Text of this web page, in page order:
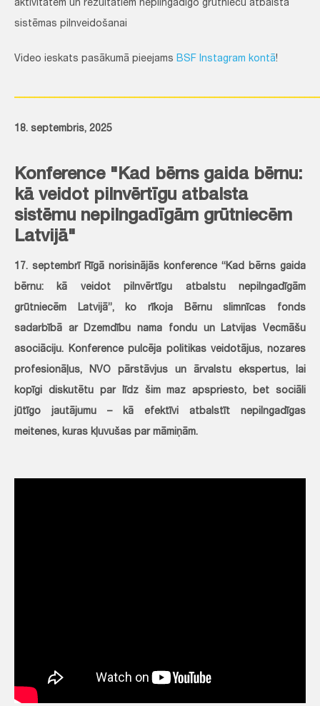
aktivitātēm un rezultātiem nepilngadīgo grūtnieču atbalsta
sistēmas pilnveidošanai
Video ieskats pasākumā pieejams BSF Instagram kontā!
18. septembris, 2025
Konference "Kad bērns gaida bērnu:
kā veidot pilnvērtīgu atbalsta
sistēmu nepilngadīgām grūtniecēm
Latvijā"
17. septembrī Rīgā norisinājās konference “Kad bērns gaida
bērnu: kā veidot pilnvērtīgu atbalstu nepilngadīgām
grūtniecēm Latvijā”, ko rīkoja Bērnu slimnīcas fonds
sadarbībā ar Dzemdību nama fondu un Latvijas Vecmāšu
asociāciju. Konference pulcēja politikas veidotājus, nozares
profesionāļus, NVO pārstāvjus un ārvalstu ekspertus, lai
kopīgi diskutētu par līdz šim maz apspriesto, bet sociāli
jūtīgo jautājumu – kā efektīvi atbalstīt nepilngadīgas
meitenes, kuras kļuvušas par māmiņām.